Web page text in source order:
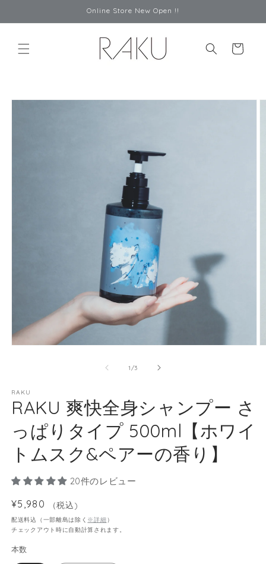
進む
Online Store New Open !!
ー
商品情
1 /の
3
RAKU
RAKU 爽快全身シャンプー さ
っぱりタイプ 500ml【ホワイ
トムスク&ペアーの香り】
20件のレビュー
通
常
価
格
¥5,980 （税込)
配送料込（一部離島は除く ※詳細）
チェックアウト時に自動計算されます。
本数